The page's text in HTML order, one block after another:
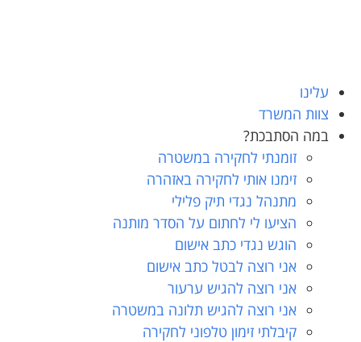
עלינו
צוות המשרד
במה הסתבכת?
זומנתי לחקירה במשטרה
זימנו אותי לחקירה באזהרה
מתנהל נגדי תיק פלילי
הציעו לי לחתום על הסדר מותנה
הוגש נגדי כתב אישום
אני רוצה לבטל כתב אישום
אני רוצה להגיש ערעור
אני רוצה להגיש תלונה במשטרה
קיבלתי זימון טלפוני לחקירה